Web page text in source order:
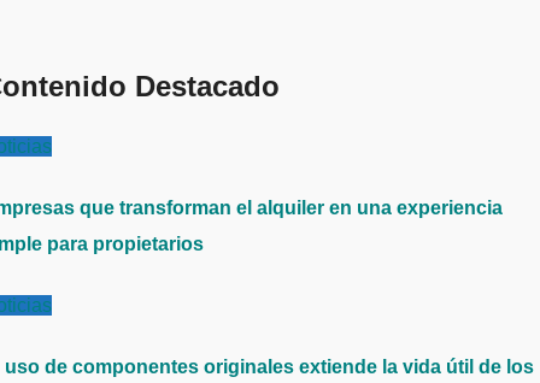
Destacado
que transforman el alquiler en una experiencia
para propietarios
uso de componentes originales extiende la vida útil de los